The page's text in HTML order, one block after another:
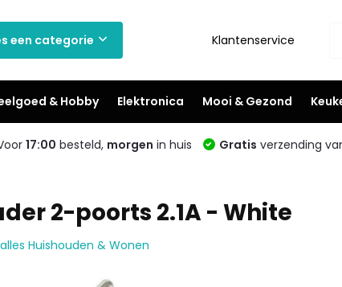
een categorie Klantenservice
& Hobby Elektronica Mooi & Gezond
17:00 besteld, morgen in huis Gratis verzending
2-poorts 2.1A - White
Huishouden & Wonen